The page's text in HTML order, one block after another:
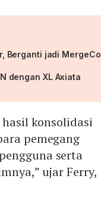
Berganti jadi MergeCo
dengan XL Axiata
konsolidasi
pemegang
serta
ujar Ferry,